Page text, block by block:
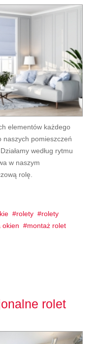
elementów każdego
naszych pomieszczeń
według rytmu
w naszym
rolę.
rolety
rolety
okien
montaż rolet
rolet